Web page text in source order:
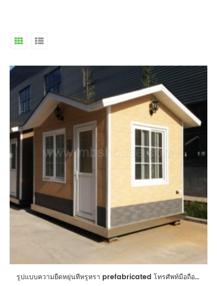
รูปแบบความยืดหยุ่นที่หรูหรา prefabricated โทรศัพท์มือถือบ้านเล็กกล่องยาม